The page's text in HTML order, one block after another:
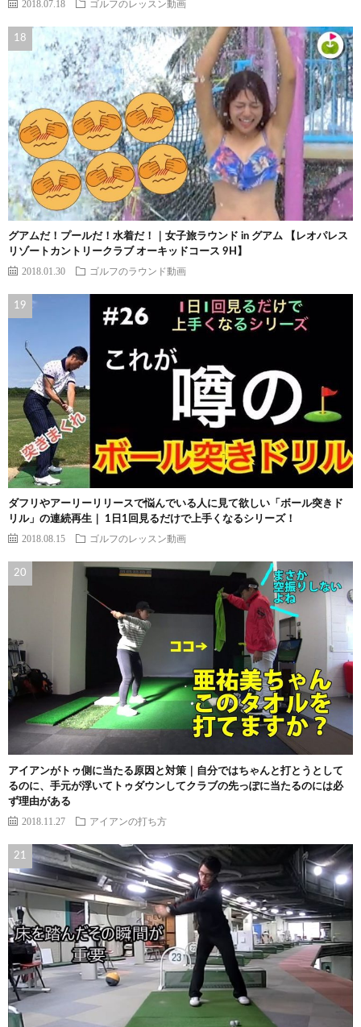
2018.07.18 ゴルフのレッスン動画
グアムだ！プールだ！水着だ！｜女子旅ラウンド in グアム 【レオパレス
リゾートカントリークラブ オーキッドコース 9H】
2018.01.30 ゴルフのラウンド動画
ダフリやアーリーリリースで悩んでいる人に見て欲しい「ボール突きド
リル」の連続再生｜ 1日1回見るだけで上手くなるシリーズ！
2018.08.15 ゴルフのレッスン動画
アイアンがトゥ側に当たる原因と対策｜自分ではちゃんと打とうとして
るのに、手元が浮いてトゥダウンしてクラブの先っぽに当たるのには必
ず理由がある
2018.11.27 アイアンの打ち方